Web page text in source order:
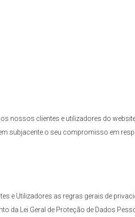
nossos clientes e utilizadores do
subjacente o seu compromisso em
e Utilizadores as regras gerais de
da Lei Geral de Proteção de Dados